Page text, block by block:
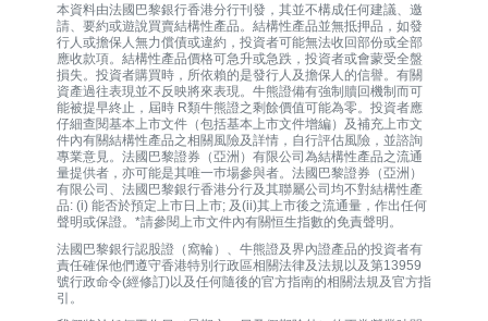
本資料由法國巴黎銀行香港分行刊發，其並不構成任何建議、邀
請、要約或遊說買賣結構性產品。結構性產品並無抵押品，如發
行人或擔保人無力償債或違約，投資者可能無法收回部份或全部
應收款項。結構性產品價格可急升或急跌，投資者或會蒙受全盤
損失。投資者購買時，所依賴的是發行人及擔保人的信譽。有關
資產過往表現並不反映將來表現。牛熊證備有強制贖回機制而可
能被提早終止，屆時 R類牛熊證之剩餘價值可能為零。投資者應
仔細查閱基本上市文件（包括基本上市文件增編）及補充上市文
件內有關結構性產品之相關風險及詳情，自行評估風險，並諮詢
專業意見。法國巴黎證券（亞洲）有限公司為結構性產品之流通
量提供者，亦可能是其唯一巿場參與者。法國巴黎證券（亞洲）
有限公司、法國巴黎銀行香港分行及其聯屬公司均不對結構性產
品: (i) 能否於預定上市日上市; 及(ii)其上市後之流通量，作出任何
聲明或保證。*請參閱上市文件內有關恒生指數的免責聲明。
法國巴黎銀行認股證（窩輪）、牛熊證及界內證產品的投資者有
責任確保他們遵守香港特別行政區相關法律及法規以及第13959
號行政命令(經修訂)以及任何隨後的官方指南的相關法規及官方指
引。